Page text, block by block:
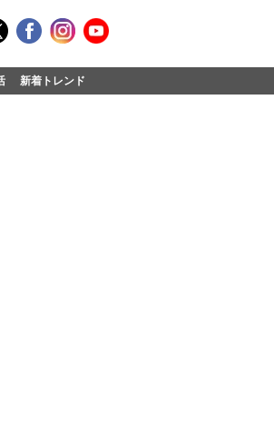
新着トレンド